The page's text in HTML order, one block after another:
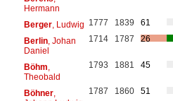
Hermann
Berger, Ludwig 1777 1839
61
Berlin, Johan
Daniel
1714 1787 26
Böhm
Theobald
1793 1881 45
Böhner,
1787 1860 51